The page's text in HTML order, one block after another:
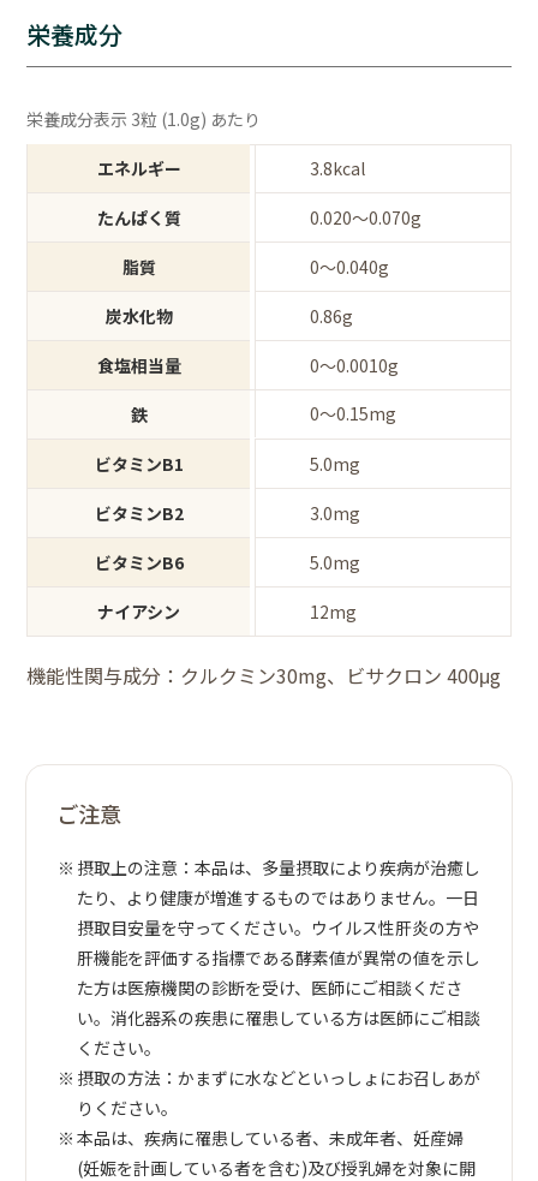
栄養成分
栄養成分表示 3粒 (1.0g) あたり
エネルギー 3.8kcal
たんぱく質 0.020～0.070g
脂質 0～0.040g
炭水化物 0.86g
食塩相当量 0～0.0010g
鉄 0～0.15mg
ビタミンB1 5.0mg
ビタミンB2 3.0mg
ビタミンB6 5.0mg
ナイアシン 12mg
機能性関与成分：クルクミン30mg、ビサクロン 400μg
ご注意
摂取上の注意：本品は、多量摂取により疾病が治癒し
たり、より健康が増進するものではありません。一日
摂取目安量を守ってください。ウイルス性肝炎の方や
肝機能を評価する指標である酵素値が異常の値を示し
た方は医療機関の診断を受け、医師にご相談くださ
い。消化器系の疾患に罹患している方は医師にご相談
ください。
摂取の方法：かまずに水などといっしょにお召しあが
りください。
本品は、疾病に罹患している者、未成年者、妊産婦
(妊娠を計画している者を含む)及び授乳婦を対象に開